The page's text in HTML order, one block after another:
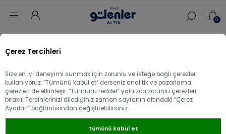
Çerez Tercihleri
Size en iyi deneyimi sunmak için zorunlu ve isteğe bağlı çerezler
kullanıyoruz. “Tümünü kabul et” derseniz analitik ve pazarlama
çerezleri de etkinleşir. “Tümünü reddet” yalnızca zorunlu çerezleri
bırakır. Tercihlerinizi dilediğiniz zaman sayfanın altındaki “Çerez
Ayarları” bağlantısından değiştirebilirsiniz.
Tümünü kabul et
0
22 Ayar Altın Çivi Desenli Kelepçe